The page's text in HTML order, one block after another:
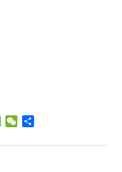
WhatsApp
WeChat